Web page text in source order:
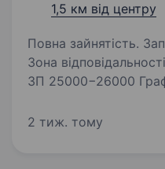
1,5 км від центру
Повна зайнятість. Запрошуємо Адміністратора
Зона
ЗП 25000−26000
працелюбна,
2 тиж. тому